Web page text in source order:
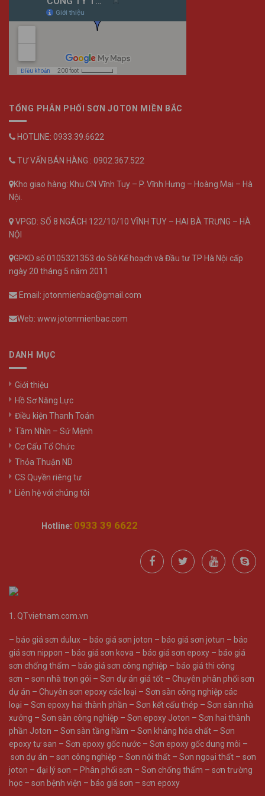
TỔNG PHÂN PHỐI SƠN JOTON MIỀN BẮC
HOTLINE: 0933.39.6622
TƯ VẤN BÁN HÀNG : 0902.367.522
Kho giao hàng: Khu CN Vĩnh Tuy – P. Vĩnh Hưng – Hoàng Mai – Hà
Nội.
VPGD: SỐ 8 NGÁCH 122/10/10 VĨNH TUY – HAI BÀ TRƯNG – HÀ
NỘI
GPKD số 0105321353 do Sở Kế hoạch và Đầu tư TP Hà Nội cấp
ngày 20 tháng 5 năm 2011
Email: jotonmienbac@gmail.com
Web: www.jotonmienbac.com
DANH MỤC
Giới thiệu
Hồ Sơ Năng Lực
Điều kiện Thanh Toán
Tầm Nhìn – Sứ Mệnh
Cơ Cấu Tổ Chức
Thỏa Thuận ND
CS Quyền riêng tư
Liên hệ với chúng tôi
Hotline: 0933 39 6622
1. QTvietnam.com.vn
– báo giá sơn dulux – báo giá sơn joton – báo giá sơn jotun – báo
giá sơn nippon – báo giá sơn kova – báo giá sơn epoxy – báo giá
sơn chống thấm – báo giá sơn công nghiệp – báo giá thi công
sơn – sơn nhà trọn gói – Sơn dự án giá tốt – Chuyên phân phối sơn
dự án – Chuyên sơn epoxy các loại – Sơn sàn công nghiệp các
loại – Sơn epoxy hai thành phần – Sơn kết cấu thép – Sơn sàn nhà
xưởng – Sơn sàn công nghiệp – Sơn epoxy Joton – Sơn hai thành
phần Joton – Sơn sàn tầng hầm – Sơn kháng hóa chất – Sơn
epoxy tự san – Sơn epoxy gốc nước – Sơn epoxy gốc dung môi –
sơn dự án – sơn công nghiệp – Sơn nội thất – Sơn ngoại thất – sơn
joton – đại lý sơn – Phân phối sơn – Sơn chống thấm – sơn trường
học – sơn bệnh viện – báo giá sơn – sơn epoxy